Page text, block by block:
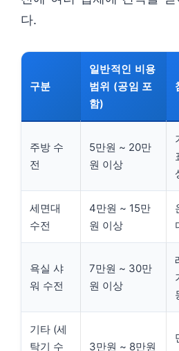
다.
구분
일반적인 비용
범위 (공임 포
함)
주방 수
전
5만원 ~ 20만
원 이상
세면대
수전
4만원 ~ 15만
원 이상
욕실 샤
워 수전
7만원 ~ 30만
원 이상
기타 (세
탁기 수
3만원 ~ 8만원